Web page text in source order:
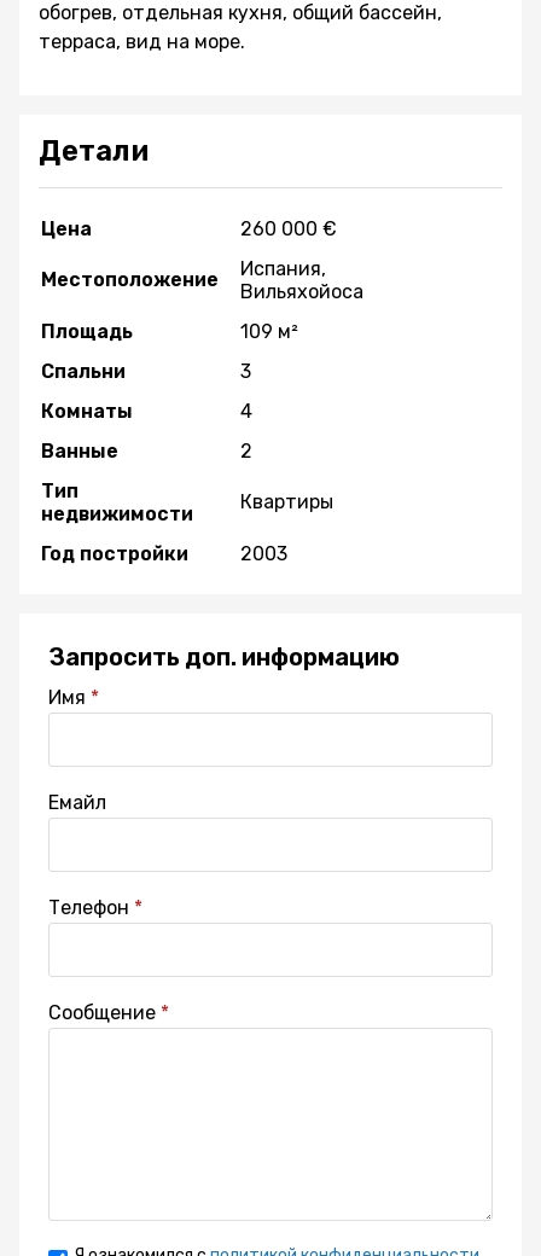
обогрев, отдельная кухня, общий бассейн,
терраса, вид на море.
Детали
Цена 260 000 €
Местоположение
Испания,
Вильяхойоса
Площадь
109 м²
Спальни
3
Комнаты
4
Ванные
2
Тип
недвижимости
Квартиры
Год постройки 2003
Запросить доп. информацию
Имя
Емайл
Телефон
Сообщение